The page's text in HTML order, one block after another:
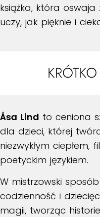
książka, która
uczy, jak pięknie i
Åsa Lind to ceniona
dla dzieci, której
niezwykłym ciepłem,
poetyckim językiem.
W mistrzowski
codzienność i
magii, tworząc